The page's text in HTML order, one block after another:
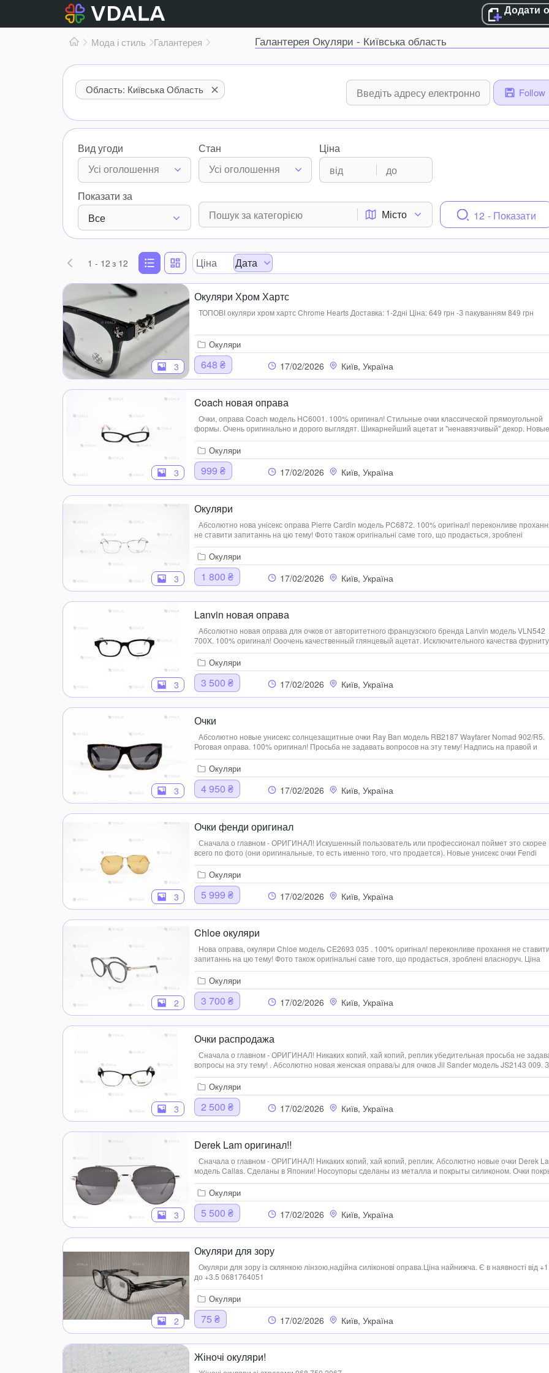
Додати
Мода і стиль Галантерея Галантерея Окуляри - Київська область
Область: Київська Область Follow
Вид угоди
Усі оголошення
Стан
Усі оголошення
Ціна
Показати за
Все
Місто 12 - Показати
1 - 12 з 12 Ціна Дата
3
Окуляри Хром Хартс
ТОПОВІ окуляри хром хартс Chrome Hearts Доставка: 1-2дні Ціна: 649 грн -З пакуванням 849 грн
Окуляри
648 ₴ 17/02/2026 Київ, Україна
3
Coach новая оправа
Очки, оправа Coach модель HC6001. 100% оригинал! Стильные очки классической прямоугольной
формы. Очень оригинально и дорого выглядят. Шикарнейший ацетат и "ненавязчивый" декор.
витринный экземпляр. Без тестовых линз. 0633144809
Окуляри
999 ₴ 17/02/2026 Київ, Україна
3
Окуляри
Абсолютно нова унісекс оправа Pierre Cardin модель PC6872. 100% оригінал! переконливе
не ставити запитаннь на цю тему! Фото також оригінальні саме того, що продається, зроблені
власноруч. Є в двох кольорах - сріблястому (перші 4 фото) і сірому (фото 5) також є схожа модель
більша. Під...
Окуляри
1 800 ₴ 17/02/2026 Київ, Україна
3
Lanvin новая оправа
Абсолютно новая оправа для очков от авторитетного французского бренда Lanvin модель VLN542
700X. 100% оригинал! Ооочень качественный глянцевый ацетат. Исключительного качества
Очень интересный принт внутри заушника. Очень оригинально и дорого выглядит. Сделана в
Цена указана без ...
Окуляри
3 500 ₴ 17/02/2026 Київ, Україна
3
Очки
Абсолютно новые унисекс солнцезащитные очки Ray Ban модель RB2187 Wayfarer Nomad 902/R5.
Роговая оправа. 100% оригинал! Просьба не задавать вопросов на эту тему! Надпись на правой и
гравировка на левой линзах присутствуют. Были на витрине, возможны какие-то микропомарки, но
этом не имеют никаких...
Окуляри
4 950 ₴ 17/02/2026 Київ, Україна
3
Очки фенди оригинал
Сначала о главном - ОРИГИНАЛ! Искушенный пользователь или профессионал поймет это скорее
всего по фото (они оригинальные, то есть именно того, что продается). Новые унисекс очки Fendi
модель FF0437/S 00170. Фото в объявлении оригинальные 0674542018
Окуляри
5 999 ₴ 17/02/2026 Київ, Україна
2
Chloe окуляри
Нова оправа, окуляри Chloe модель CE2693 035 . 100% оригінал! переконливе прохання не ставити
запитаннь на цю тему! Фото також оригінальні саме того, що продається, зроблені власноруч. Ціна
вказана без чохла, за додаткові 600грн. можемо комплектувати фірмовим мяким чохлом. Підійдуть
майже на будь як...
Окуляри
3 700 ₴ 17/02/2026 Київ, Україна
3
Очки распродажа
Сначала о главном - ОРИГИНАЛ! Никаких копий, хай копий, реплик убедительная просьба не
вопросы на эту тему! . Абсолютно новая женская оправа/ы для очков Jil Sander модель JS2143 009.
символичную как для этой вещи цену. Поставляются без футляра. Фото оригинальные, не с
то есть ...
Окуляри
2 500 ₴ 17/02/2026 Київ, Україна
3
Derek Lam оригинал!!
Сначала о главном - ОРИГИНАЛ! Никаких копий, хай копий, реплик. Абсолютно новые очки Derek
модель Callas. Сделаны в Японии! Носоупоры сделаны из металла и покрыты силиконом. Очки
18К золотом! Подойдут на узкие и +- средние лица. Размеры Ширина линзы 54.0(мм) Высота линзы
50.0(мм) Общая ш...
Окуляри
5 500 ₴ 17/02/2026 Київ, Україна
2
Окуляри для зору
Окуляри для зору із склянкою лінзою,надійна силіконові оправа.Ціна найнижча. Є в наявності від
до +3.5 0681764051
Окуляри
75 ₴ 17/02/2026 Київ, Україна
Жіночі окуляри!